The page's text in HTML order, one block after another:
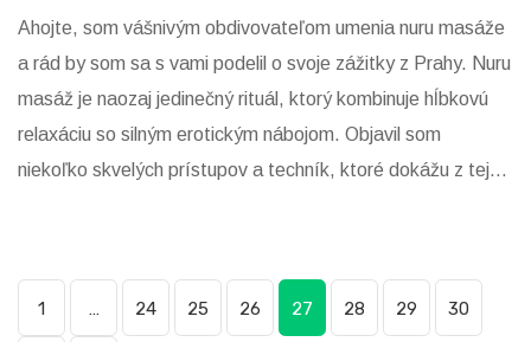
Ahojte, som vášnivým obdivovateľom umenia nuru masáže
a rád by som sa s vami podelil o svoje zážitky z Prahy. Nuru
masáž je naozaj jedinečný rituál, ktorý kombinuje hĺbkovú
relaxáciu so silným erotickým nábojom. Objavil som
niekoľko skvelých prístupov a techník, ktoré dokážu z tejto
šmýkavých pohybov – každý detail má svoje čaro.
Nechajte sa unášať týmito radami a uvidíte, že nuru masáž
1 … 24 25 26 27 28 29 30